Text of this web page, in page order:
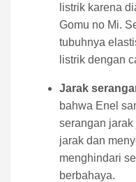
listrik karena
Gomu no Mi.
tubuhnya
listrik dengan
Jarak
bahwa Enel
serangan
jarak dan
menghindari
berbahaya.